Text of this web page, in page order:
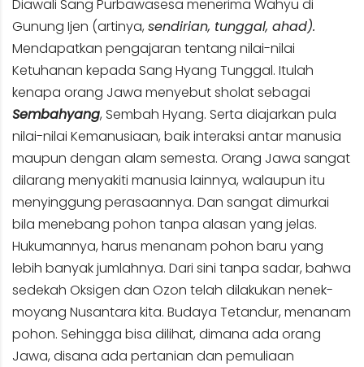
Diawali Sang Purbawasesa menerima Wahyu di
Gunung Ijen (artinya, sendirian, tunggal, ahad).
Mendapatkan pengajaran tentang nilai-nilai
Ketuhanan kepada Sang Hyang Tunggal. Itulah
kenapa orang Jawa menyebut sholat sebagai
Sembahyang, Sembah Hyang. Serta diajarkan pula
nilai-nilai Kemanusiaan, baik interaksi antar manusia
maupun dengan alam semesta. Orang Jawa sangat
dilarang menyakiti manusia lainnya, walaupun itu
menyinggung perasaannya. Dan sangat dimurkai
bila menebang pohon tanpa alasan yang jelas.
Hukumannya, harus menanam pohon baru yang
lebih banyak jumlahnya. Dari sini tanpa sadar, bahwa
sedekah Oksigen dan Ozon telah dilakukan nenek-
moyang Nusantara kita. Budaya Tetandur, menanam
pohon. Sehingga bisa dilihat, dimana ada orang
Jawa, disana ada pertanian dan pemuliaan